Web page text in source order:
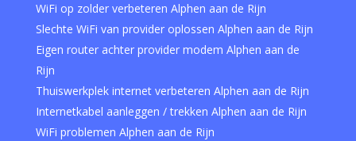
WiFi op zolder verbeteren Alphen aan de Rijn
Slechte WiFi van provider oplossen Alphen aan de Rijn
Eigen router achter provider modem Alphen aan de
Rijn
Thuiswerkplek internet verbeteren Alphen aan de Rijn
Internetkabel aanleggen / trekken Alphen aan de Rijn
WiFi problemen Alphen aan de Rijn